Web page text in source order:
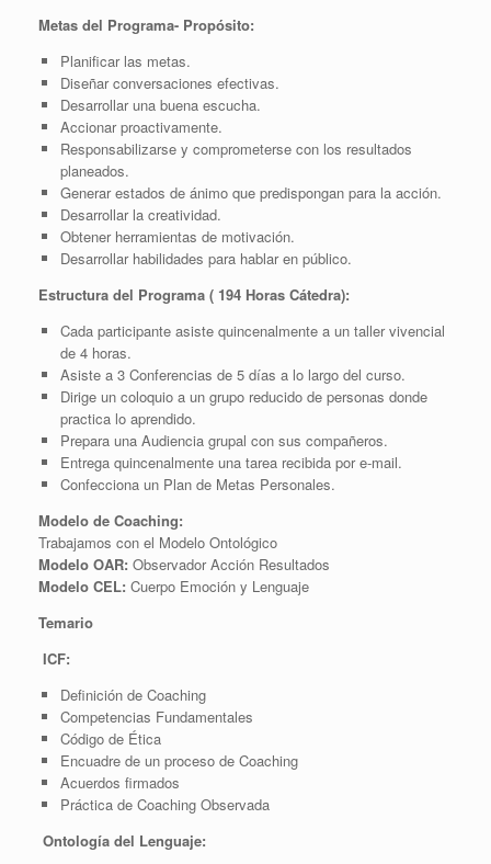
Metas del Programa- Propósito:
Planificar las metas.
Diseñar conversaciones efectivas.
Desarrollar una buena escucha.
Accionar proactivamente.
Responsabilizarse y comprometerse con los resultados
planeados.
Generar estados de ánimo que predispongan para la acción.
Desarrollar la creatividad.
Obtener herramientas de motivación.
Desarrollar habilidades para hablar en público.
Estructura del Programa ( 194 Horas Cátedra):
Cada participante asiste quincenalmente a un taller vivencial
de 4 horas.
Asiste a 3 Conferencias de 5 días a lo largo del curso.
Dirige un coloquio a un grupo reducido de personas donde
practica lo aprendido.
Prepara una Audiencia grupal con sus compañeros.
Entrega quincenalmente una tarea recibida por e-mail.
Confecciona un Plan de Metas Personales.
Modelo de Coaching:
Trabajamos con el Modelo Ontológico
Modelo OAR: Observador Acción Resultados
Modelo CEL: Cuerpo Emoción y Lenguaje
Temario
ICF:
Definición de Coaching
Competencias Fundamentales
Código de Ética
Encuadre de un proceso de Coaching
Acuerdos firmados
Práctica de Coaching Observada
Ontología del Lenguaje: